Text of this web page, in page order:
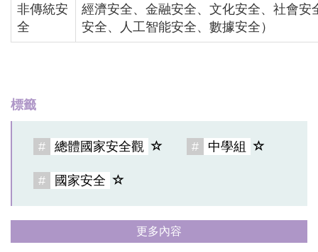
非傳統安
全
經濟安全、金融安全、文化安全、社會
安全、人工智能安全、數據安全）
標籤
# 總體國家安全觀 # 中學組
# 國家安全
更多內容